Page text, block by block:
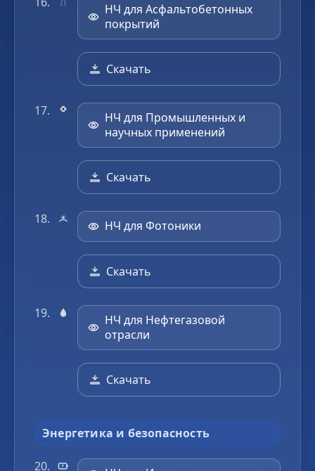
НЧ для Асфальтобетонных
покрытий
Скачать
НЧ для Промышленных и
научных применений
Скачать
НЧ для Фотоники
Скачать
НЧ для Нефтегазовой
отрасли
Скачать
Энергетика и безопасность